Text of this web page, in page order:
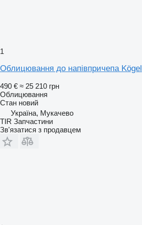
1
Облицювання до напівпричепа Kögel
490 € ≈ 25 210 грн
Облицювання
Стан новий
Україна, Мукачево
TIR Запчастини
Зв'язатися з продавцем